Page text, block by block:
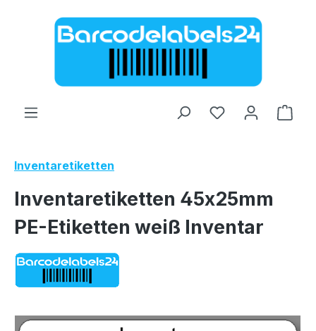
Zum Hauptinhalt springen
Inventaretiketten
Inventaretiketten 45x25mm
PE-Etiketten weiß Inventar
Bildergalerie überspringen